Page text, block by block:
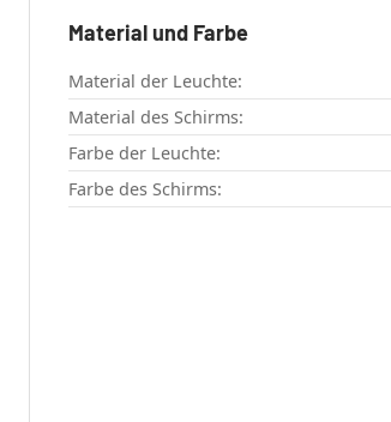
Material und Farbe
Material der Leuchte:
Material des Schirms:
Farbe der Leuchte:
Farbe des Schirms: